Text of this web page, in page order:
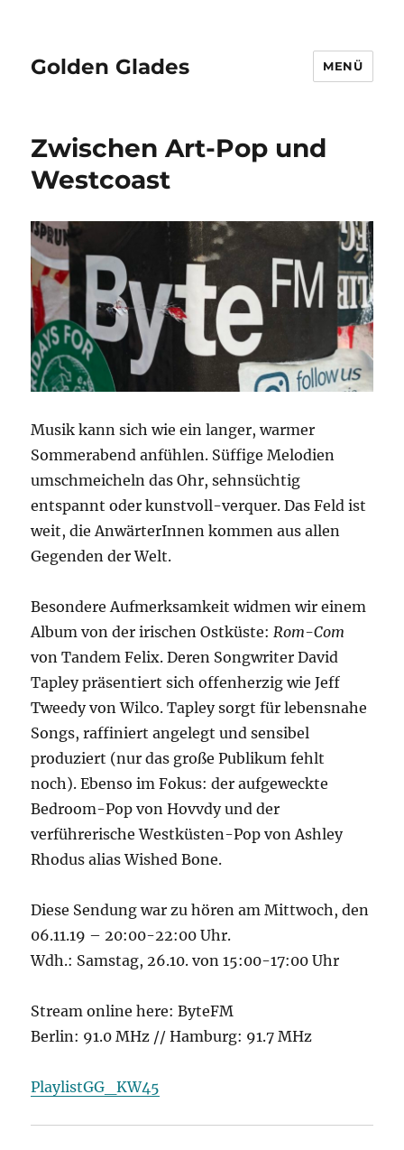
Golden Glades MENÜ
Zwischen Art-Pop und
Westcoast
Musik kann sich wie ein langer, warmer
Sommerabend anfühlen. Süffige Melodien
umschmeicheln das Ohr, sehnsüchtig
entspannt oder kunstvoll-verquer. Das Feld ist
weit, die AnwärterInnen kommen aus allen
Gegenden der Welt.
Besondere Aufmerksamkeit widmen wir einem
Album von der irischen Ostküste: Rom-Com
von Tandem Felix. Deren Songwriter David
Tapley präsentiert sich offenherzig wie Jeff
Tweedy von Wilco. Tapley sorgt für lebensnahe
Songs, raffiniert angelegt und sensibel
produziert (nur das große Publikum fehlt
noch). Ebenso im Fokus: der aufgeweckte
Bedroom-Pop von Hovvdy und der
verführerische Westküsten-Pop von Ashley
Rhodus alias Wished Bone.
Diese Sendung war zu hören am Mittwoch, den
06.11.19 – 20:00-22:00 Uhr.
Wdh.: Samstag, 26.10. von 15:00-17:00 Uhr
Stream online here: ByteFM
Berlin: 91.0 MHz // Hamburg: 91.7 MHz
PlaylistGG_KW45